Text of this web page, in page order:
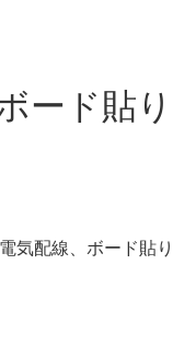
ード貼り
気配線、ボード貼り